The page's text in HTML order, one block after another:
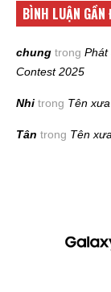
BÌNH LUẬN GẦN
chung trong Phát
Contest 2025
Nhi trong Tên
Tân trong Tên